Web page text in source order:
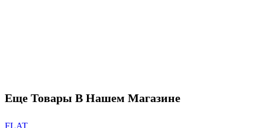
Еще Товары В Нашем Магазине
FLAT